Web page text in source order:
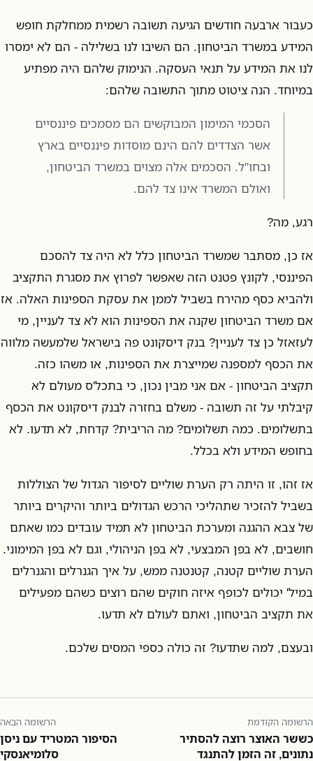
כעבור ארבעה חודשים הגיעה תשובה רשמית ממחלקת חופש
המידע במשרד הביטחון. הם השיבו לנו בשלילה - הם לא ימסרו
לנו את המידע על תנאי העסקה. הנימוק שלהם היה מפתיע
במיוחד. הנה ציטוט מתוך התשובה שלהם:
הסכמי המימון המבוקשים הם מסמכים פיננסיים
אשר הצדדים להם הינם מוסדות פיננסיים בארץ
ובחו"ל. הסכמים אלה מצוים במשרד הביטחון,
ואולם המשרד אינו צד להם.
רגע, מה?
אז כן, מסתבר שמשרד הביטחון כלל לא היה צד להסכם
הפיננסי, לקונץ פטנט הזה שאפשר לפרוץ את מסגרת התקציב
ולהביא כסף מהירח בשביל לממן את עסקת הספינות האלה. אז
אם משרד הביטחון שקנה את הספינות הוא לא צד לעניין, מי
לעזאזל כן צד לעניין? בנק דיסקונט פה בישראל שלמעשה מלווה
את הכסף למספנה שמייצרת את הספינות, או משהו כזה.
תקציב הביטחון - אם אני מבין נכון, כי בתכל'ס מעולם לא
קיבלתי על זה תשובה - משלם בחזרה לבנק דיסקונט את הכסף
בתשלומים. כמה תשלומים? מה הריבית? קדחת, לא תדעו. לא
בחופש המידע ולא בכלל.
אז זהו, זו היתה רק הערת שוליים לסיפור הגדול של הצוללות
בשביל להזכיר שתהליכי הרכש הגדולים ביותר והיקרים ביותר
של צבא ההגנה ומערכת הביטחון לא תמיד עובדים כמו שאתם
חושבים, לא בפן המבצעי, לא בפן הניהולי, וגם לא בפן המימוני.
הערת שוליים קטנה, קטנטנה ממש, על איך הגנרלים והגנרלים
במיל' יכולים לכופף איזה חוקים שהם רוצים כשהם מפעילים
את תקציב הביטחון, ואתם לעולם לא תדעו.
ובעצם, למה שתדעו? זה כולה כספי המסים שלכם.
הרשומה הקודמת
כששר האוצר רוצה להסתיר
נתונים, זה הזמן להתנגד
הרשומה הבאה
הסיפור המטריד עם ניסן
סלומיאנסקי